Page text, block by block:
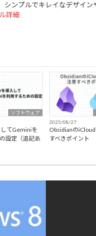
シンプルでキレイなデザイン
詳細
ソフトウェア
てGeminiを
設定（追記あ
2025/08/27
Obsidianの
すべきポイント